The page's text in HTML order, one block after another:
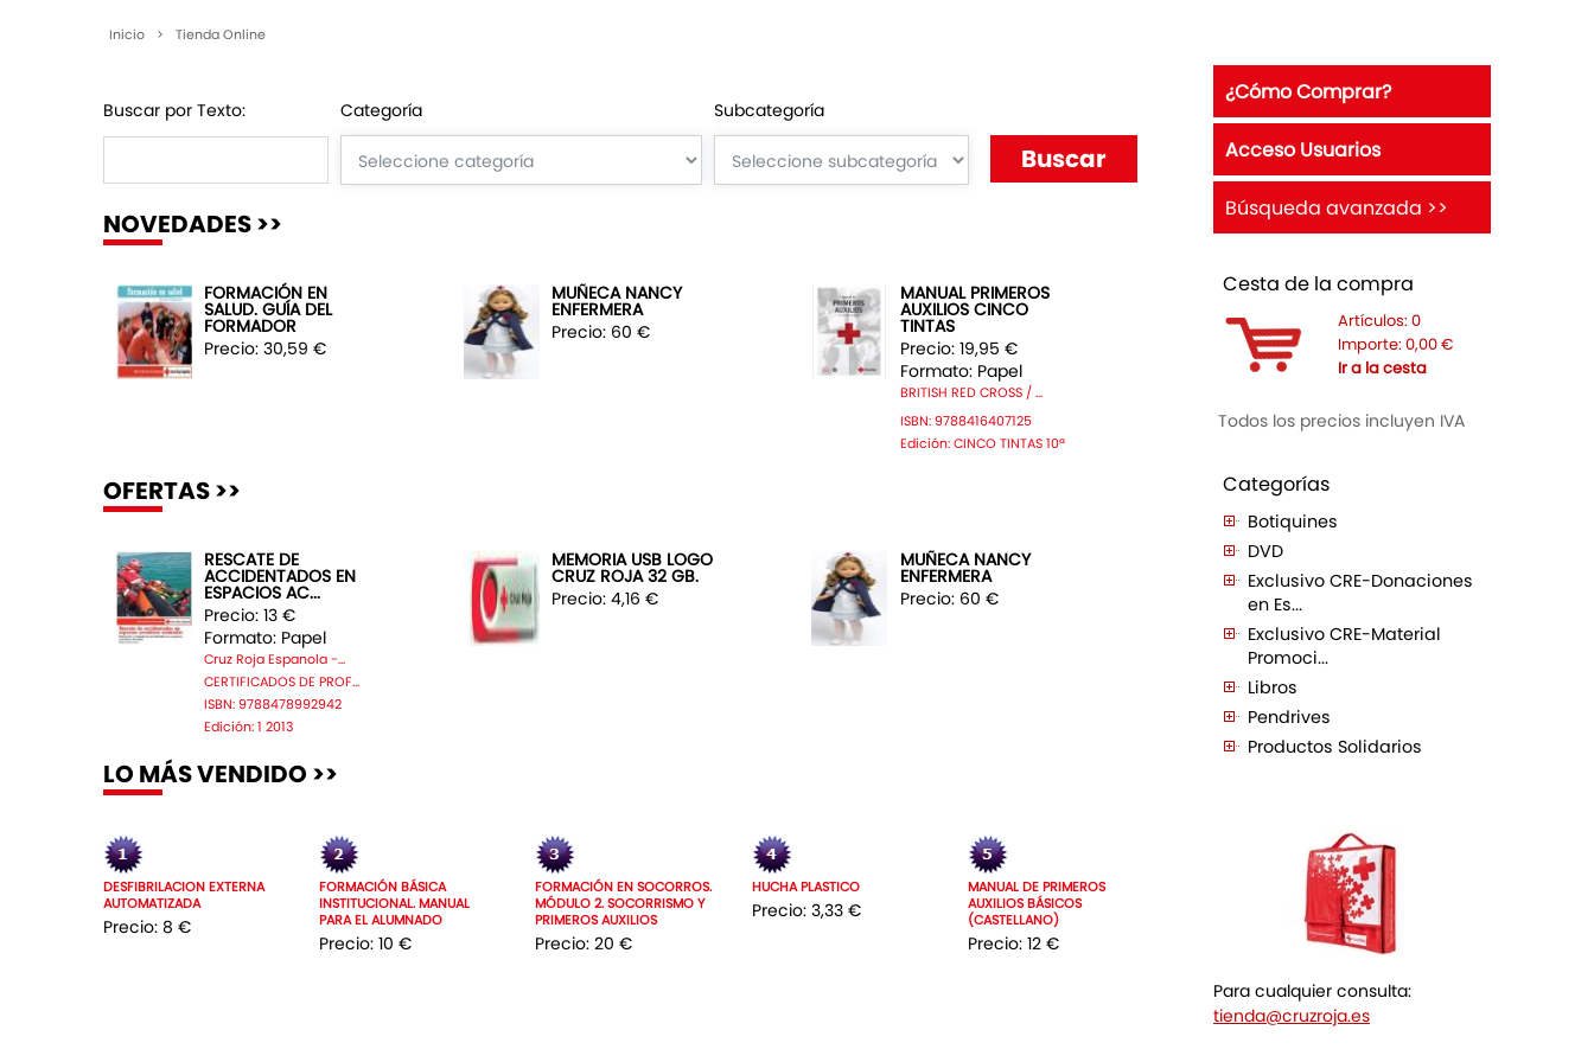
Inicio > Tienda Online
Buscar por Texto: Categoría Subcategoría
NOVEDADES >>
FORMACIÓN EN
SALUD. GUÍA DEL
FORMADOR
Precio: 30,59 €
MUÑECA NANCY
ENFERMERA
Precio: 60 €
MANUAL PRIMEROS
AUXILIOS CINCO
TINTAS
Precio: 19,95 €
Formato: Papel
BRITISH RED CROSS / ...
ISBN: 9788416407125
Edición: CINCO TINTAS 10ª
OFERTAS >>
RESCATE DE
ACCIDENTADOS EN
ESPACIOS AC...
Precio: 13 €
Formato: Papel
Cruz Roja Espanola -...
CERTIFICADOS DE PROF...
ISBN: 9788478992942
Edición: 1 2013
MEMORIA USB LOGO
CRUZ ROJA 32 GB.
Precio: 4,16 €
MUÑECA NANCY
ENFERMERA
Precio: 60 €
LO MÁS VENDIDO >>
DESFIBRILACION EXTERNA
AUTOMATIZADA
Precio: 8 €
FORMACIÓN BÁSICA
INSTITUCIONAL. MANUAL
PARA EL ALUMNADO
Precio: 10 €
FORMACIÓN EN SOCORROS.
MÓDULO 2. SOCORRISMO Y
PRIMEROS AUXILIOS
Precio: 20 €
HUCHA PLASTICO
Precio: 3,33 €
MANUAL DE PRIMEROS
AUXILIOS BÁSICOS
(CASTELLANO)
Precio: 12 €
¿Cómo Comprar?
Acceso Usuarios
Búsqueda avanzada >>
Cesta de la compra
Artículos: 0
Importe: 0,00 €
Ir a la cesta
Todos los precios incluyen IVA
Categorías
Botiquines
DVD
Exclusivo CRE-Donaciones
en Es...
Exclusivo CRE-Material
Promoci...
Libros
Pendrives
Productos Solidarios
Para cualquier consulta:
tienda@cruzroja.es